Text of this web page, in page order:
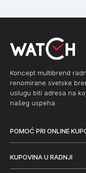
Koncept multibrend
renomirane svetske
uslugu biti adresa na
našeg uspeha.
POMOĆ PRI ONLINE
KUPOVINA U RADNJI